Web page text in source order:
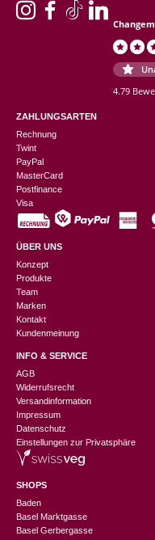
4.79
ZAHLUNGSARTEN
Rechnung
Twint
PayPal
MasterCard
Postfinance
Visa
ÜBER UNS
Konzept
Produkte
Team
Marken
Kontakt
Kundenmeinung
INFO & SERVICE
AGB
Widerrufsrecht
Versandinformation
Impressum
Datenschutz
Einstellungen zur Privatsphäre
SHOPS
Baden
Basel Marktgasse
Basel Gerbergasse